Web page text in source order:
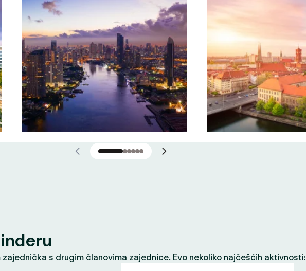
s drugim članovima zajednice. Evo nekoliko najčešćih aktivnosti: